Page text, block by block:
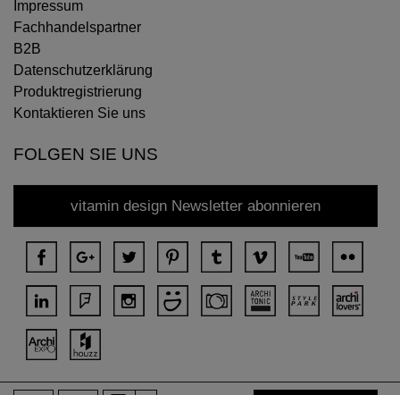
Impressum
Fachhandelspartner
B2B
Datenschutzerklärung
Produktregistrierung
Kontaktieren Sie uns
FOLGEN SIE UNS
vitamin design Newsletter abonnieren